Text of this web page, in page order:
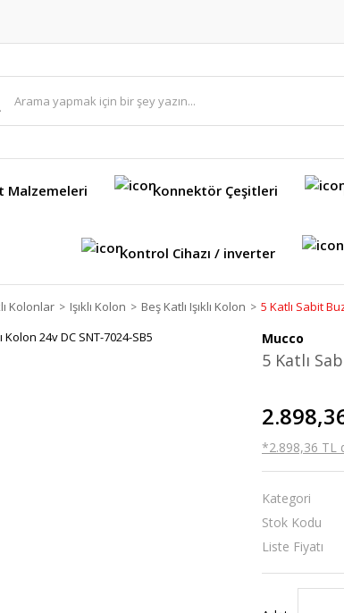
Malzemeleri Konnektör Çeşitleri
Kontrol Cihazı / inverter
Kolonlar Işıklı Kolon Beş Katlı Işıklı Kolon 5 Katlı Sabit
Mucco
5 Katlı
*2.898,36 TL
Kategori
Stok Kodu
Liste Fiyatı